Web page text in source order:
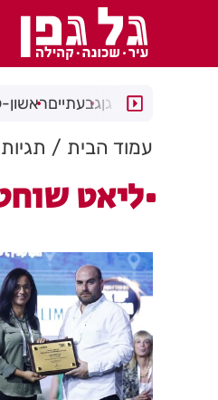
רמת גןגבעתייםראשון-
עמוד הבית תגיות
ליאט